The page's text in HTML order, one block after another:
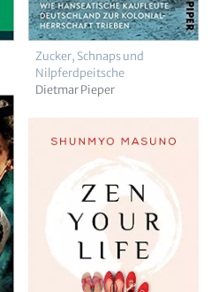
Zucker, Schnaps und
Nilpferdpeitsche
Dietmar Pieper